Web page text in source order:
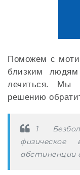
Поможем с
близким людям
лечиться. Мы
решению
1
физическое
абстиненции